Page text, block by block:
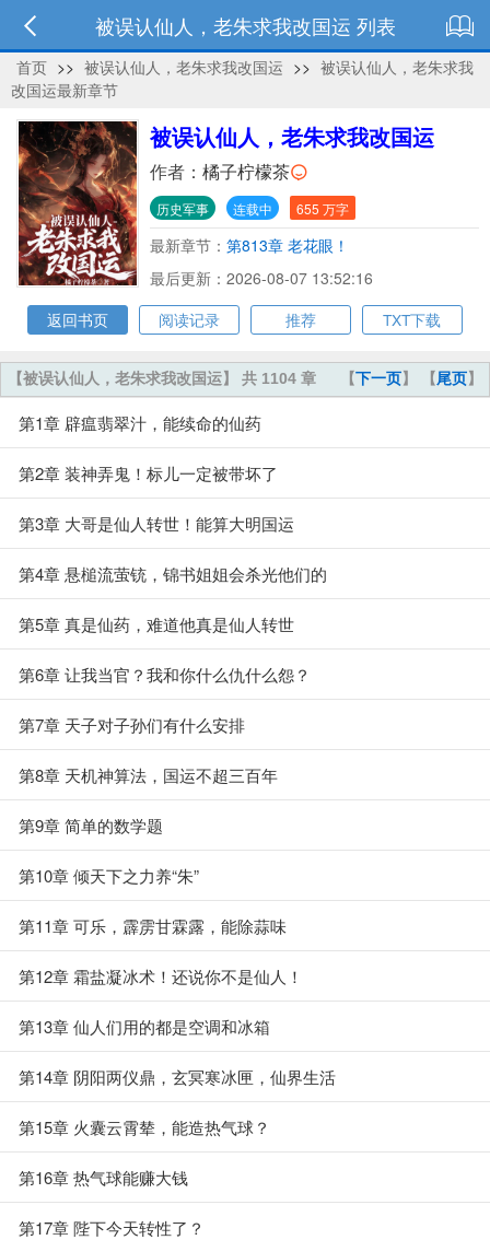
被误认仙人，老朱求我改国运 列表
首页 >> 被误认仙人，老朱求我改国运 >> 被误认仙人，老朱求我
改国运最新章节
被误认仙人，老朱求我改国运
作者： 橘子柠檬茶
历史军事 连载中 655 万字
最新章节： 第813章 老花眼！
最后更新：2026-08-07 13:52:16
返回书页
阅读记录 推荐 TXT下载
【下一页】 【尾页】
【被误认仙人，老朱求我改国运】 共 1104 章
第1章 辟瘟翡翠汁，能续命的仙药
第2章 装神弄鬼！标儿一定被带坏了
第3章 大哥是仙人转世！能算大明国运
第4章 悬槌流萤铳，锦书姐姐会杀光他们的
第5章 真是仙药，难道他真是仙人转世
第6章 让我当官？我和你什么仇什么怨？
第7章 天子对子孙们有什么安排
第8章 天机神算法，国运不超三百年
第9章 简单的数学题
第10章 倾天下之力养“朱”
第11章 可乐，霹雳甘霖露，能除蒜味
第12章 霜盐凝冰术！还说你不是仙人！
第13章 仙人们用的都是空调和冰箱
第14章 阴阳两仪鼎，玄冥寒冰匣，仙界生活
第15章 火囊云霄辇，能造热气球？
第16章 热气球能赚大钱
第17章 陛下今天转性了？